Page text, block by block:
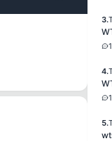
3.
1
4.
1
5.